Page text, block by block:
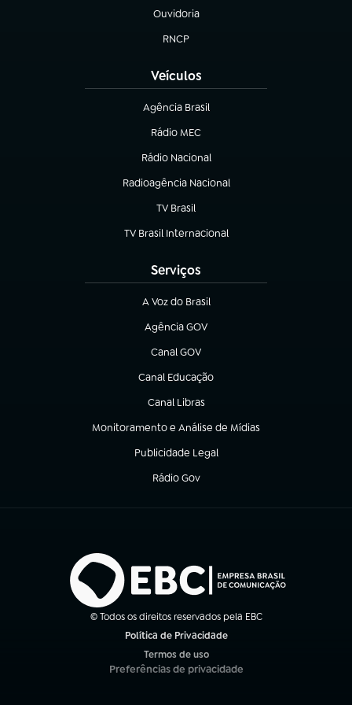
Ouvidoria
(abre em nova aba)
RNCP
(abre em nova aba)
Veículos
Agência Brasil
(abre em nova aba)
Rádio MEC
(abre em nova aba)
Rádio Nacional
Radioagência Nacional
(abre em nova aba)
TV Brasil
(abre em nova aba)
TV Brasil Internacional
(abre em nova aba)
Serviços
A Voz do Brasil
(abre em nova aba)
Agência GOV
(abre em nova aba)
Canal GOV
(abre em nova aba)
Canal Educação
(abre em nova aba)
Canal Libras
(abre em nova aba)
Monitoramento e Análise de Mídias
(abre em nova aba)
Publicidade Legal
(abre em nova aba)
Rádio Gov
(abre em nova aba)
© Todos os direitos reservados pela EBC
Política de Privacidade
Termos de uso
(abre em nova aba)
Preferências de privacidade